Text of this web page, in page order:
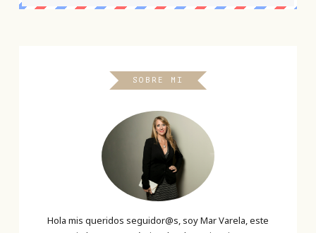
SOBRE MI
Hola mis queridos seguidor@s, soy Mar Varela, este